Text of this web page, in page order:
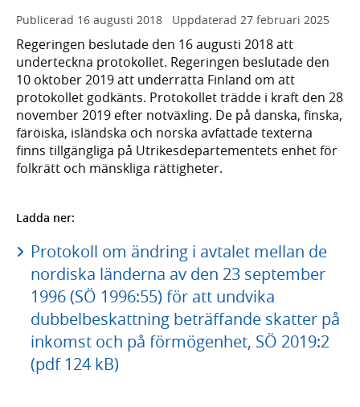
Publicerad 16 augusti 2018 Uppdaterad 27 februari 2025
Regeringen beslutade den 16 augusti 2018 att
underteckna protokollet. Regeringen beslutade den
10 oktober 2019 att underrätta Finland om att
protokollet godkänts. Protokollet trädde i kraft den 28
november 2019 efter notväxling. De på danska, finska,
färöiska, isländska och norska avfattade texterna
finns tillgängliga på Utrikesdepartementets enhet för
folkrätt och mänskliga rättigheter.
Ladda ner:
Protokoll om ändring i avtalet mellan de
nordiska länderna av den 23 september
1996 (SÖ 1996:55) för att undvika
dubbelbeskattning beträffande skatter på
inkomst och på förmögenhet, SÖ 2019:2
(pdf 124 kB)